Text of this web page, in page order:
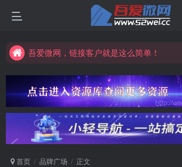
吾爱微网，让你的知识快速变现！
吾爱微网，让你的知识快速变现！
首页 品牌广场 正文